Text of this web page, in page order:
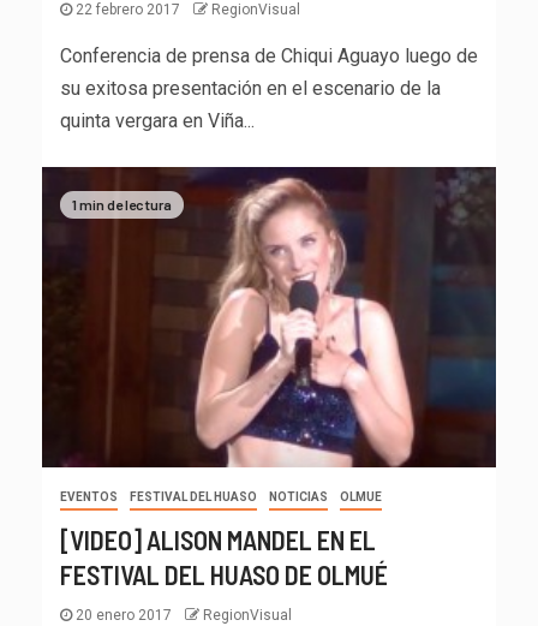
22 febrero 2017 RegionVisual
Conferencia de prensa de Chiqui Aguayo luego de
su exitosa presentación en el escenario de la
quinta vergara en Viña...
1 min de lectura
EVENTOS FESTIVAL DEL HUASO NOTICIAS OLMUE
[VIDEO] ALISON MANDEL EN EL
FESTIVAL DEL HUASO DE OLMUÉ
20 enero 2017 RegionVisual